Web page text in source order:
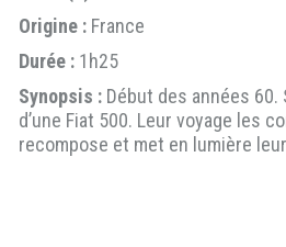
Origine : France
Durée : 1h25
Synopsis : Début des années
d’une Fiat 500. Leur voyage les
recompose et met en lumière